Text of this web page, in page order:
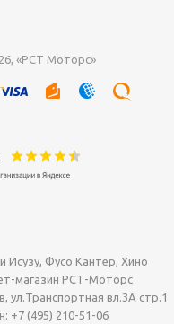
«РСТ Моторс»
Исузу, Фусо Кантер, Хино
магазин РСТ-Моторс
, ул.Транспортная вл.3А стр.1
+7 (495) 210-51-06